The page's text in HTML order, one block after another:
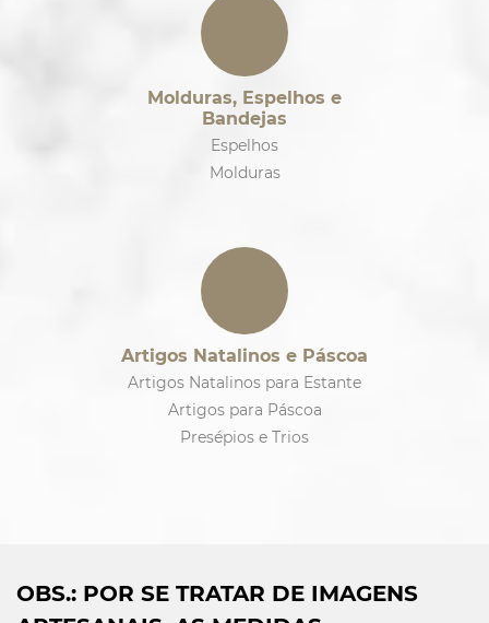
Molduras, Espelhos e
Bandejas
Espelhos
Molduras
Artigos Natalinos e Páscoa
Artigos Natalinos para Estante
Artigos para Páscoa
Presépios e Trios
OBS.: POR SE TRATAR DE IMAGENS